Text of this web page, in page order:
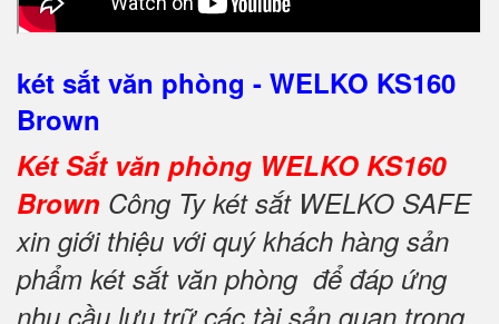
két sắt văn phòng - WELKO KS160
Brown
Két Sắt văn phòng WELKO KS160
Brown Công Ty két sắt WELKO SAFE
xin giới thiệu với quý khách hàng sản
phẩm két sắt văn phòng để đáp ứng
nhu cầu lưu trữ các tài sản quan trọng